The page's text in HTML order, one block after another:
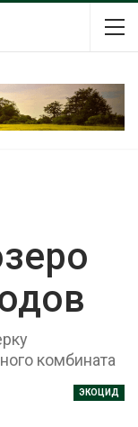
комбината
ЭКОЦИД